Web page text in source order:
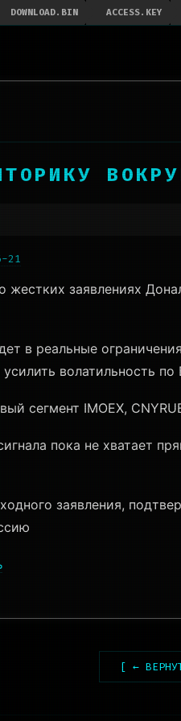
DOWNLOAD.BIN ACCESS.KEY
21
заявлениях
в реальные
волатильность
сегмент IMOEX,
пока не хватает
заявления,
[ ←